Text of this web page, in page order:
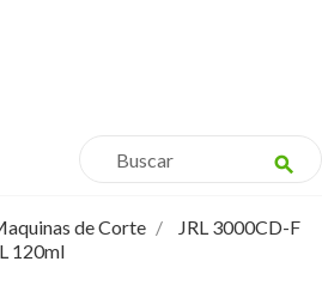
search
de Corte
JRL 3000CD-F
120ml